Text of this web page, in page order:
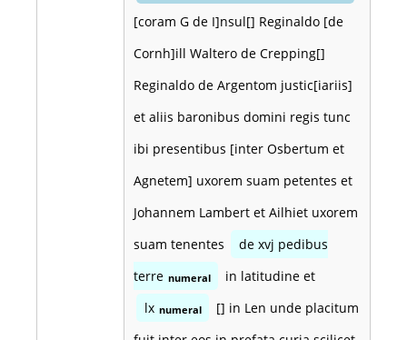
[coram G de I]nsul[] Reginaldo [de
Cornh]ill Waltero de Crepping[]
Reginaldo de Argentom justic[iariis]
et aliis baronibus domini regis tunc
ibi presentibus [inter Osbertum et
Agnetem] uxorem suam petentes et
Johannem Lambert et Ailhiet uxorem
suam tenentes
de xvj pedibus
terre numeral
in latitudine et
lx numeral
[] in Len unde placitum